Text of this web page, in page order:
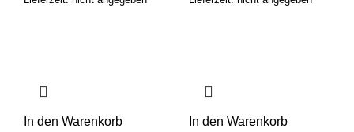
In den Warenkorb In den Warenkorb